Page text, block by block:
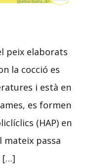
peix elaborats
la cocció es
i està en
es formen
(HAP) en
mateix passa
[…]